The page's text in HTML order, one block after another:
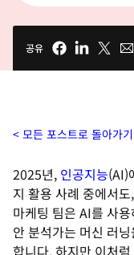
공유
모든 포스트로 돌아가기
2025년, 인공지능(AI)
지 활용 사례 중에서
마케팅 팀은 AI를 사
안 분석가는 머신 러
합니다. 하지만 이처